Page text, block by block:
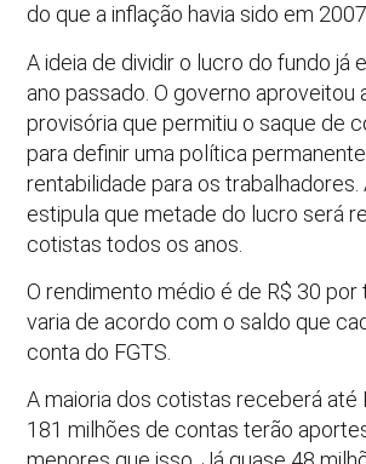
do que a inflação havia sido em 2007.
A ideia de dividir o lucro do fundo já
ano passado. O governo aproveitou
provisória que permitiu o saque de
para definir uma política
rentabilidade para os trabalhadores.
estipula que metade do lucro será
cotistas todos os anos.
O rendimento médio é de R$ 30 por
varia de acordo com o saldo que
conta do FGTS.
A maioria dos cotistas receberá até
181 milhões de contas terão